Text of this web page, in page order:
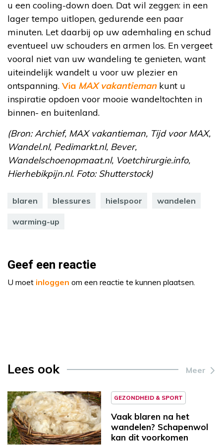
u een cooling-down doen. Dat wil zeggen: in een
lager tempo uitlopen, gedurende een paar
minuten. Let daarbij op uw ademhaling en schud
eventueel uw schouders en armen los. En vergeet
vooral niet van uw wandeling te genieten, want
uiteindelijk wandelt u voor uw plezier en
ontspanning. Via MAX vakantiemankunt u
inspiratie opdoen voor mooie wandeltochten in
binnen- en buitenland.
(Bron: Archief, MAX vakantieman, Tijd voor MAX,
Wandel.nl, Pedimarkt.nl, Bever,
Wandelschoenopmaat.nl, Voetchirurgie.info,
Hierhebikpijn.nl. Foto: Shutterstock)
blaren blessures hielspoor wandelen
warming-up
Geef een reactie
U moet inloggen om een reactie te kunnen plaatsen.
Lees ook Meer
GEZONDHEID & SPORT
Vaak blaren na het
wandelen? Schapenwol
kan dit voorkomen